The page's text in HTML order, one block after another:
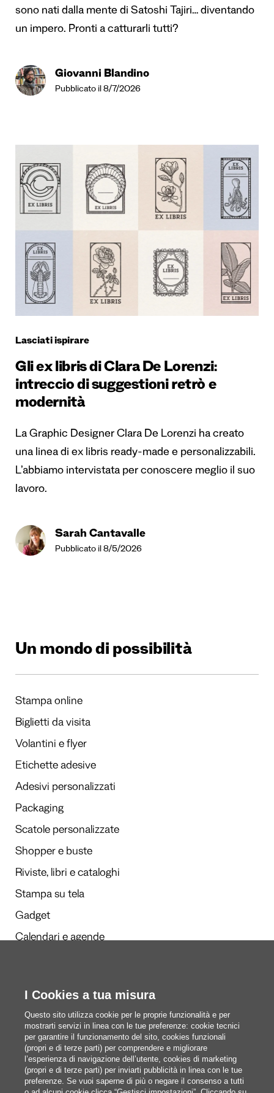
sono nati dalla mente di Satoshi Tajiri… diventando
un impero. Pronti a catturarli tutti?
Giovanni Blandino
Pubblicato il 8/7/2026
Lasciati ispirare
Gli ex libris di Clara De Lorenzi:
intreccio di suggestioni retrò e
modernità
La Graphic Designer Clara De Lorenzi ha creato
una linea di ex libris ready-made e personalizzabili.
L’abbiamo intervistata per conoscere meglio il suo
lavoro.
Sarah Cantavalle
Pubblicato il 8/5/2026
Un mondo di possibilità
Stampa online
Biglietti da visita
Volantini e flyer
Etichette adesive
Adesivi personalizzati
Packaging
Scatole personalizzate
Shopper e buste
Riviste, libri e cataloghi
Stampa su tela
Gadget
Calendari e agende
Redazione
Questi siamo noi
blog@pixartprinting.com
I Cookies a tua misura
Questo sito utilizza cookie per le proprie funzionalità e per
mostrarti servizi in linea con le tue preferenze: cookie tecnici
per garantire il funzionamento del sito, cookies funzionali
(propri e di terze parti) per comprendere e migliorare
l’esperienza di navigazione dell’utente, cookies di marketing
(propri e di terze parti) per inviarti pubblicità in linea con le tue
preferenze. Se vuoi saperne di più o negare il consenso a tutti